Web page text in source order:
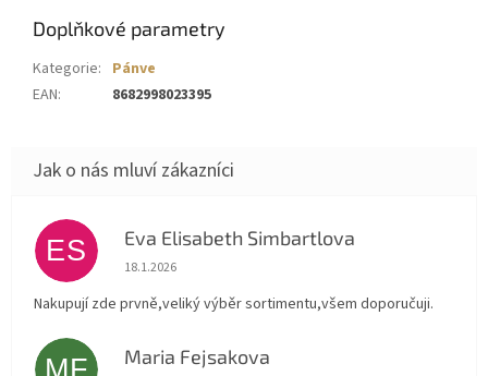
Doplňkové parametry
Kategorie: Pánve
EAN: 8682998023395
ES Eva Elisabeth Simbartlova
Hodnocení obchodu je 5 z 5 hvězdiček.
18.1.2026
Nakupují zde prvně,veliký výběr sortimentu,všem doporučuji.
Maria Fejsakova